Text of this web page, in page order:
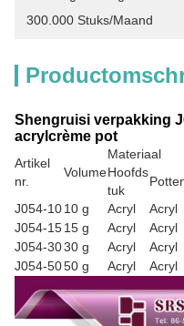
300.000 Stuks/maand
Shengruisi verpakking
acrylcrème pot
Artikel
nr.
Volume
Materiaal
Hoofds
tuk
J054-1010 g Acryl Acryl
J054-1515 g Acryl Acryl
J054-3030 g Acryl Acryl
J054-5050 g Acryl Acryl